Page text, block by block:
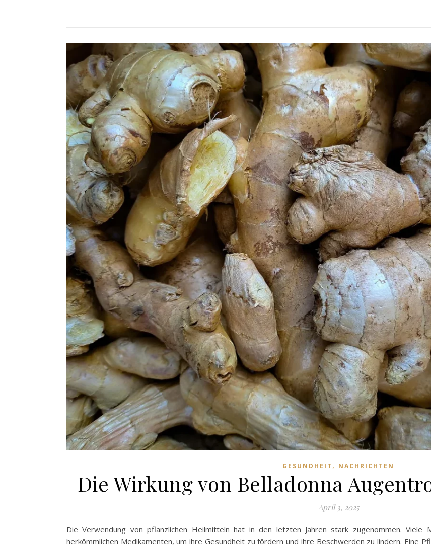
GESUNDHEIT , NACHRICHTEN
Die Wirkung von Belladonna
April 3, 2025
Die Verwendung von pflanzlichen Heilmitteln hat in den letzten Jahren stark zugenommen. Viele
herkömmlichen Medikamenten, um ihre Gesundheit zu fördern und ihre Beschwerden zu lindern. Eine